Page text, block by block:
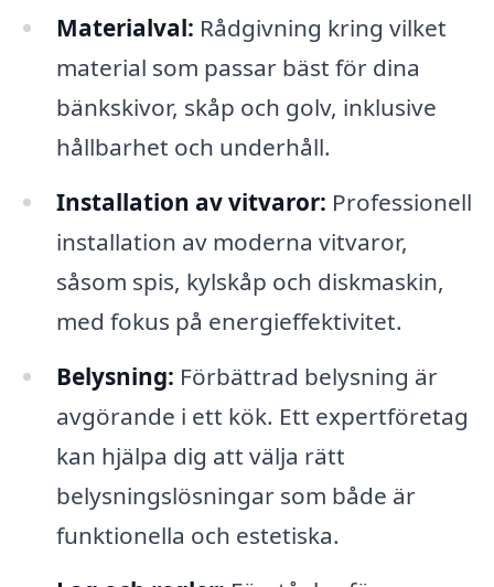
Materialval: Rådgivning kring vilket
material som passar bäst för dina
bänkskivor, skåp och golv, inklusive
hållbarhet och underhåll.
Installation av vitvaror: Professionell
installation av moderna vitvaror,
såsom spis, kylskåp och diskmaskin,
med fokus på energieffektivitet.
Belysning: Förbättrad belysning är
avgörande i ett kök. Ett expertföretag
kan hjälpa dig att välja rätt
belysningslösningar som både är
funktionella och estetiska.